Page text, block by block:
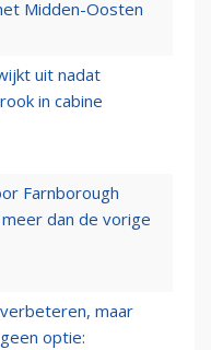
Midden-Oosten
uit nadat
in cabine
Farnborough
dan de vorige
maar
optie: